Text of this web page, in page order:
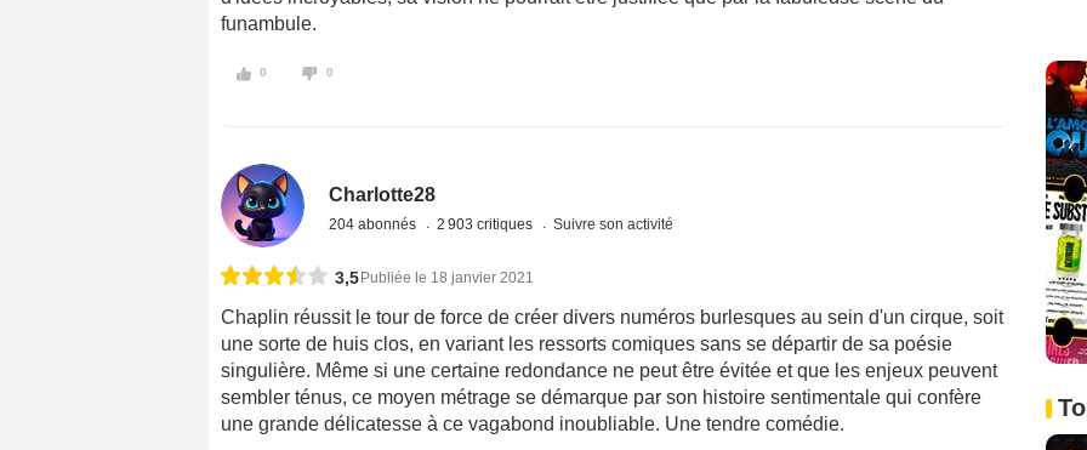
funambule.
0 0
Charlotte28
204 abonnés 2 903 critiques Suivre son activité
3,5Publiée le 18 janvier 2021
Chaplin réussit le tour de force de créer divers numéros burlesques au sein d'un cirque, soit
une sorte de huis clos, en variant les ressorts comiques sans se départir de sa poésie
singulière. Même si une certaine redondance ne peut être évitée et que les enjeux peuvent
sembler ténus, ce moyen métrage se démarque par son histoire sentimentale qui confère
une grande délicatesse à ce vagabond inoubliable. Une tendre comédie.